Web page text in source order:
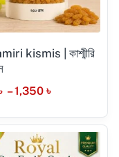
kismis | কাশ্মীরি
– 1,350 ৳